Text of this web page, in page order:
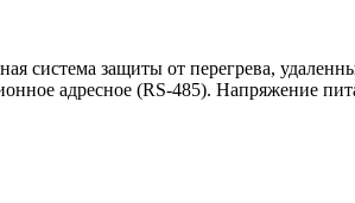
система защиты от перегрева,
адресное (RS-485). Напряжение